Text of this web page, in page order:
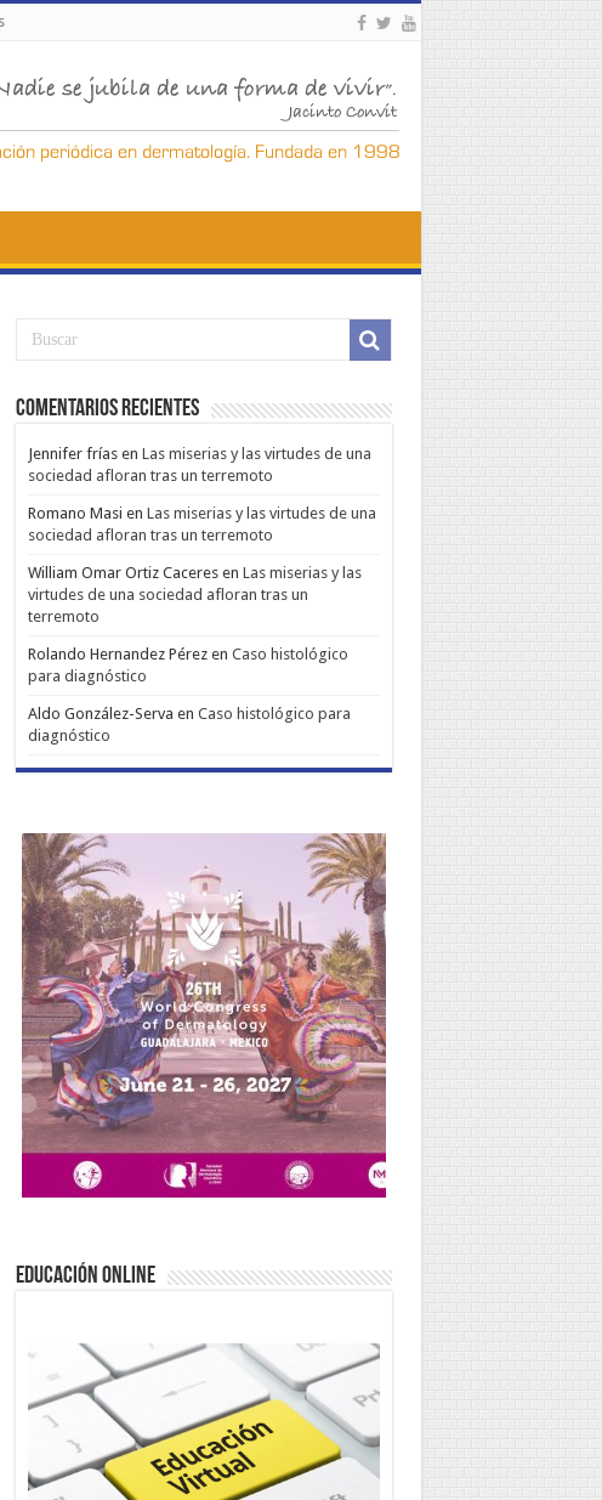
Comentarios Recientes
Jennifer fríasen Las miserias y las virtudes de una
sociedad afloran tras un terremoto
Romano Masi en Las miserias y las virtudes de una
sociedad afloran tras un terremoto
William Omar Ortiz Caceresen Las miserias y las
virtudes de una sociedad afloran tras un
terremoto
Rolando Hernandez Pérezen Caso histológico
para diagnóstico
Aldo González-Serva en Caso histológico para
diagnóstico
EDUCACIÓN ONLINE